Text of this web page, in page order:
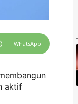
WhatsApp
aktif